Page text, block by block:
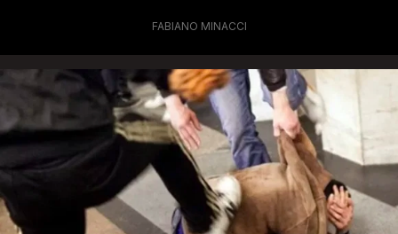
FABIANO MINACCI